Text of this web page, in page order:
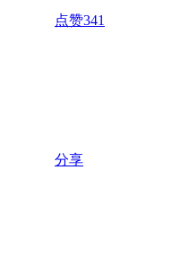
点赞341
分享